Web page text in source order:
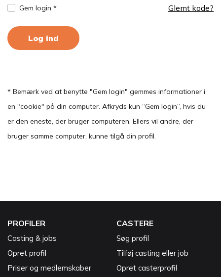
Gem login * Glemt kode?
Log ind
* Bemærk ved at benytte "Gem login" gemmes informationer i
en "cookie" på din computer. Afkryds kun “Gem login”, hvis du
er den eneste, der bruger computeren. Ellers vil andre, der
bruger samme computer, kunne tilgå din profil.
PROFILER
Casting & jobs
Opret profil
Priser og medlemskaber
CASTERE
Søg profil
Tilføj casting eller job
Opret casterprofil